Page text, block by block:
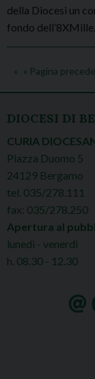
della Diocesi un
fondo dell’8XMille.
« Pagina
DIOCESI DI
CURIA
Piazza Duomo 5
24129 Bergamo
tel. 035/278.111
fax: 035/278.250
Apertura al
lunedì - venerdì
h. 08.30 - 12.30